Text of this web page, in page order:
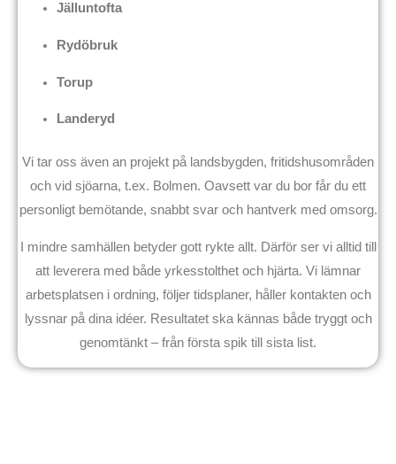
Jälluntofta
Rydöbruk
Torup
Landeryd
Vi tar oss även an projekt på landsbygden, fritidshusområden
och vid sjöarna, t.ex. Bolmen. Oavsett var du bor får du ett
personligt bemötande, snabbt svar och hantverk med omsorg.
I mindre samhällen betyder gott rykte allt. Därför ser vi alltid till
att leverera med både yrkesstolthet och hjärta. Vi lämnar
arbetsplatsen i ordning, följer tidsplaner, håller kontakten och
lyssnar på dina idéer. Resultatet ska kännas både tryggt och
genomtänkt – från första spik till sista list.